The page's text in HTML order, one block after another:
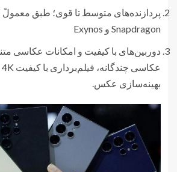
پردازنده‌های متوسط تا قوی؛ طبق معمولً
Snapdragon و Exynos
دوربین‌های با کیفیت و امکانات عکاسی
بهینه‌سازی عکس.